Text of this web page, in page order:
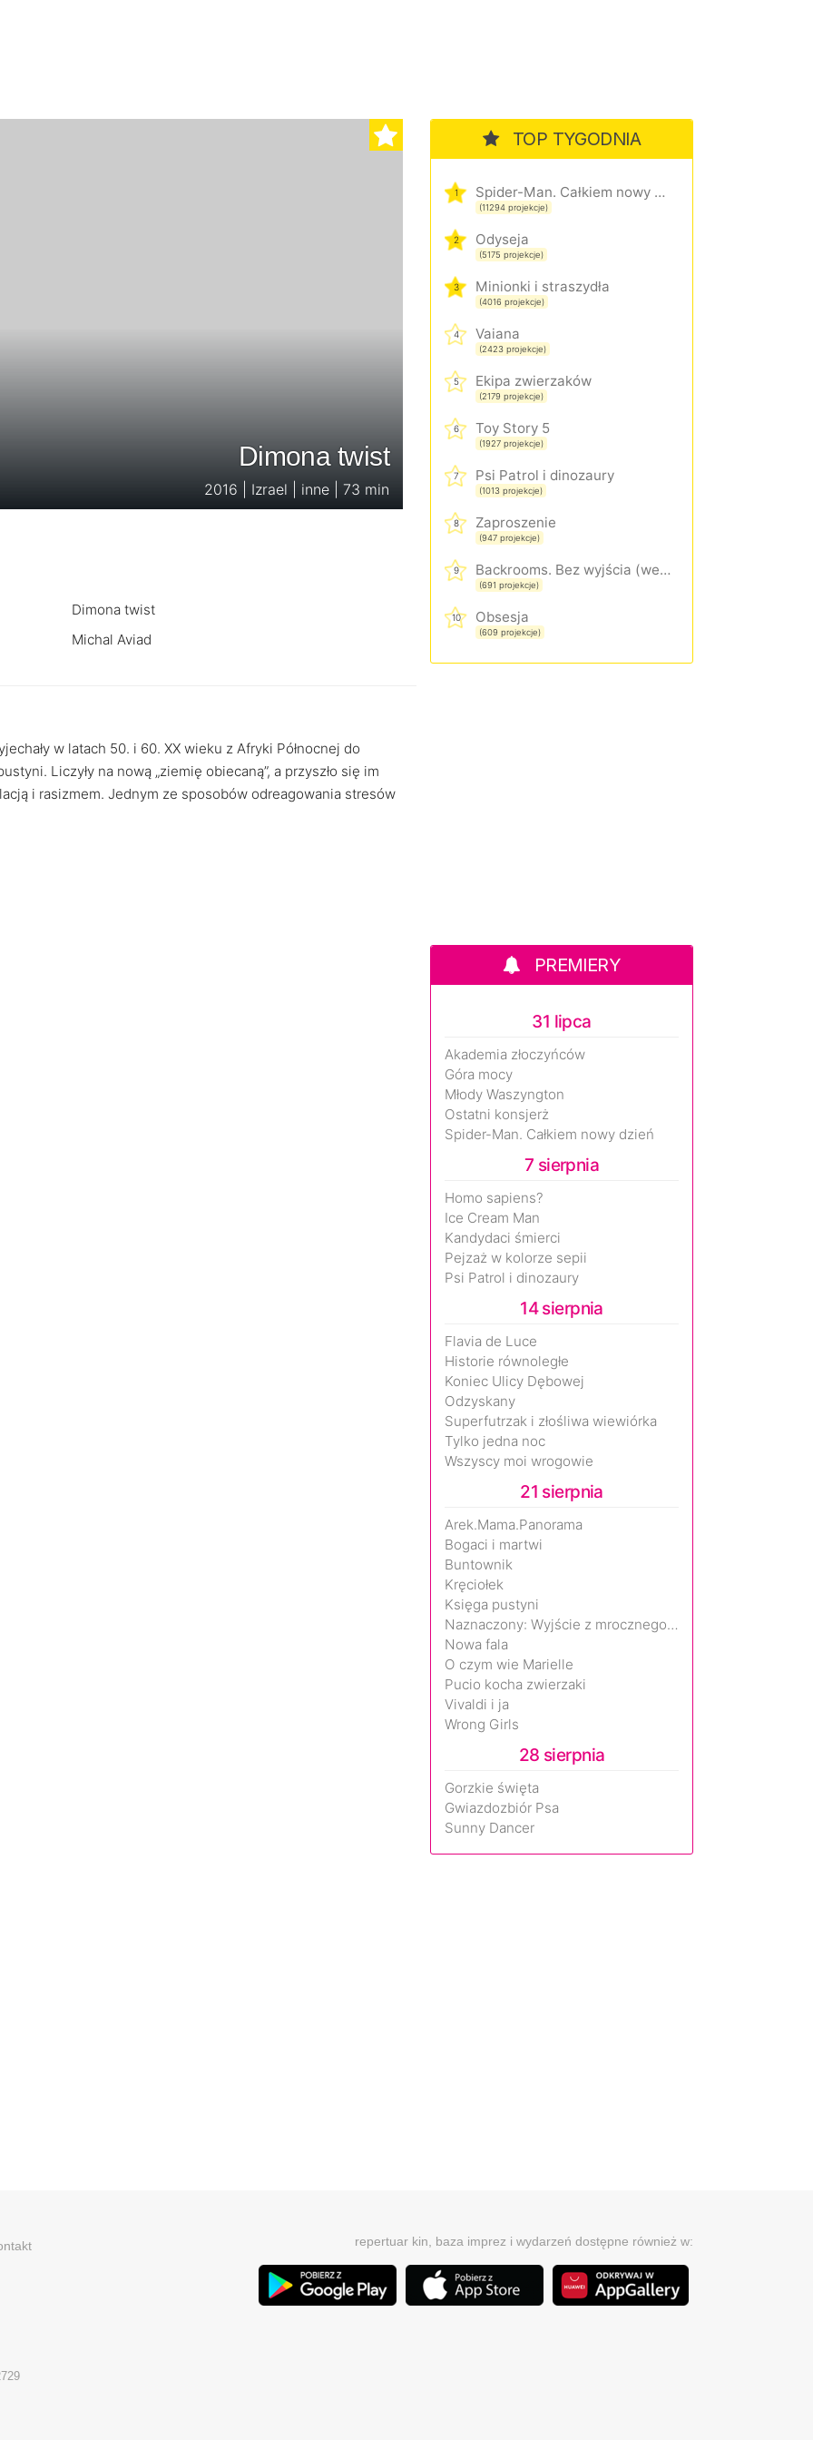
Dimona twist
2016 | Izrael | inne | 73 min
Dimona twist
Michal Aviad
w latach 50. i 60. XX wieku z Afryki Północnej do
Liczyły na nową „ziemię obiecaną”, a przyszło się im
i rasizmem. Jednym ze sposobów odreagowania stresów
TOP TYGODNIA
1 Spider-Man. Całkiem nowy dzień
(11294 projekcje)
2 Odyseja
(5175 projekcje)
3 Minionki i straszydła
(4016 projekcje)
4 Vaiana
(2423 projekcje)
5 Ekipa zwierzaków
(2179 projekcje)
6 Toy Story 5
(1927 projekcje)
7 Psi Patrol i dinozaury
(1013 projekcje)
8 Zaproszenie
(947 projekcje)
9 Backrooms. Bez wyjścia (wersja rozszerzona)
(691 projekcje)
10 Obsesja
(609 projekcje)
PREMIERY
31 lipca
Akademia złoczyńców
Góra mocy
Młody Waszyngton
Ostatni konsjerż
Spider-Man. Całkiem nowy dzień
7 sierpnia
Homo sapiens?
Ice Cream Man
Kandydaci śmierci
Pejzaż w kolorze sepii
Psi Patrol i dinozaury
14 sierpnia
Flavia de Luce
Historie równoległe
Koniec Ulicy Dębowej
Odzyskany
Superfutrzak i złośliwa wiewiórka
Tylko jedna noc
Wszyscy moi wrogowie
21 sierpnia
Arek.Mama.Panorama
Bogaci i martwi
Buntownik
Kręciołek
Księga pustyni
Naznaczony: Wyjście z mrocznego wymiaru
Nowa fala
O czym wie Marielle
Pucio kocha zwierzaki
Vivaldi i ja
Wrong Girls
28 sierpnia
Gorzkie święta
Gwiazdozbiór Psa
Sunny Dancer
repertuar kin, baza imprez i wydarzeń dostępne również w: